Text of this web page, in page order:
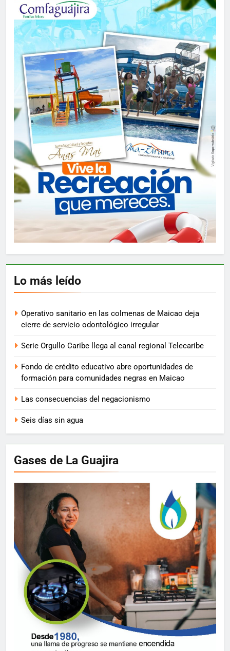
Lo más leído
Operativo sanitario en las colmenas de Maicao deja
cierre de servicio odontológico irregular
Serie Orgullo Caribe llega al canal regional Telecaribe
Fondo de crédito educativo abre oportunidades de
formación para comunidades negras en Maicao
Las consecuencias del negacionismo
Seis días sin agua
Gases de La Guajira